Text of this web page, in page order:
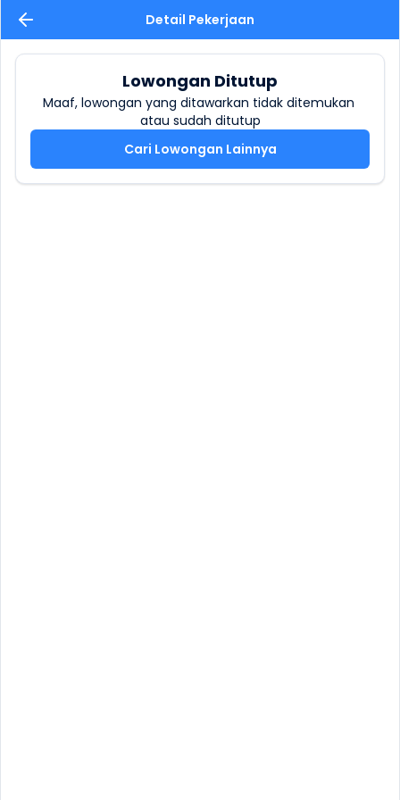
Detail Pekerjaan
Lowongan Ditutup
Maaf, lowongan yang ditawarkan tidak ditemukan
atau sudah ditutup
Cari Lowongan Lainnya